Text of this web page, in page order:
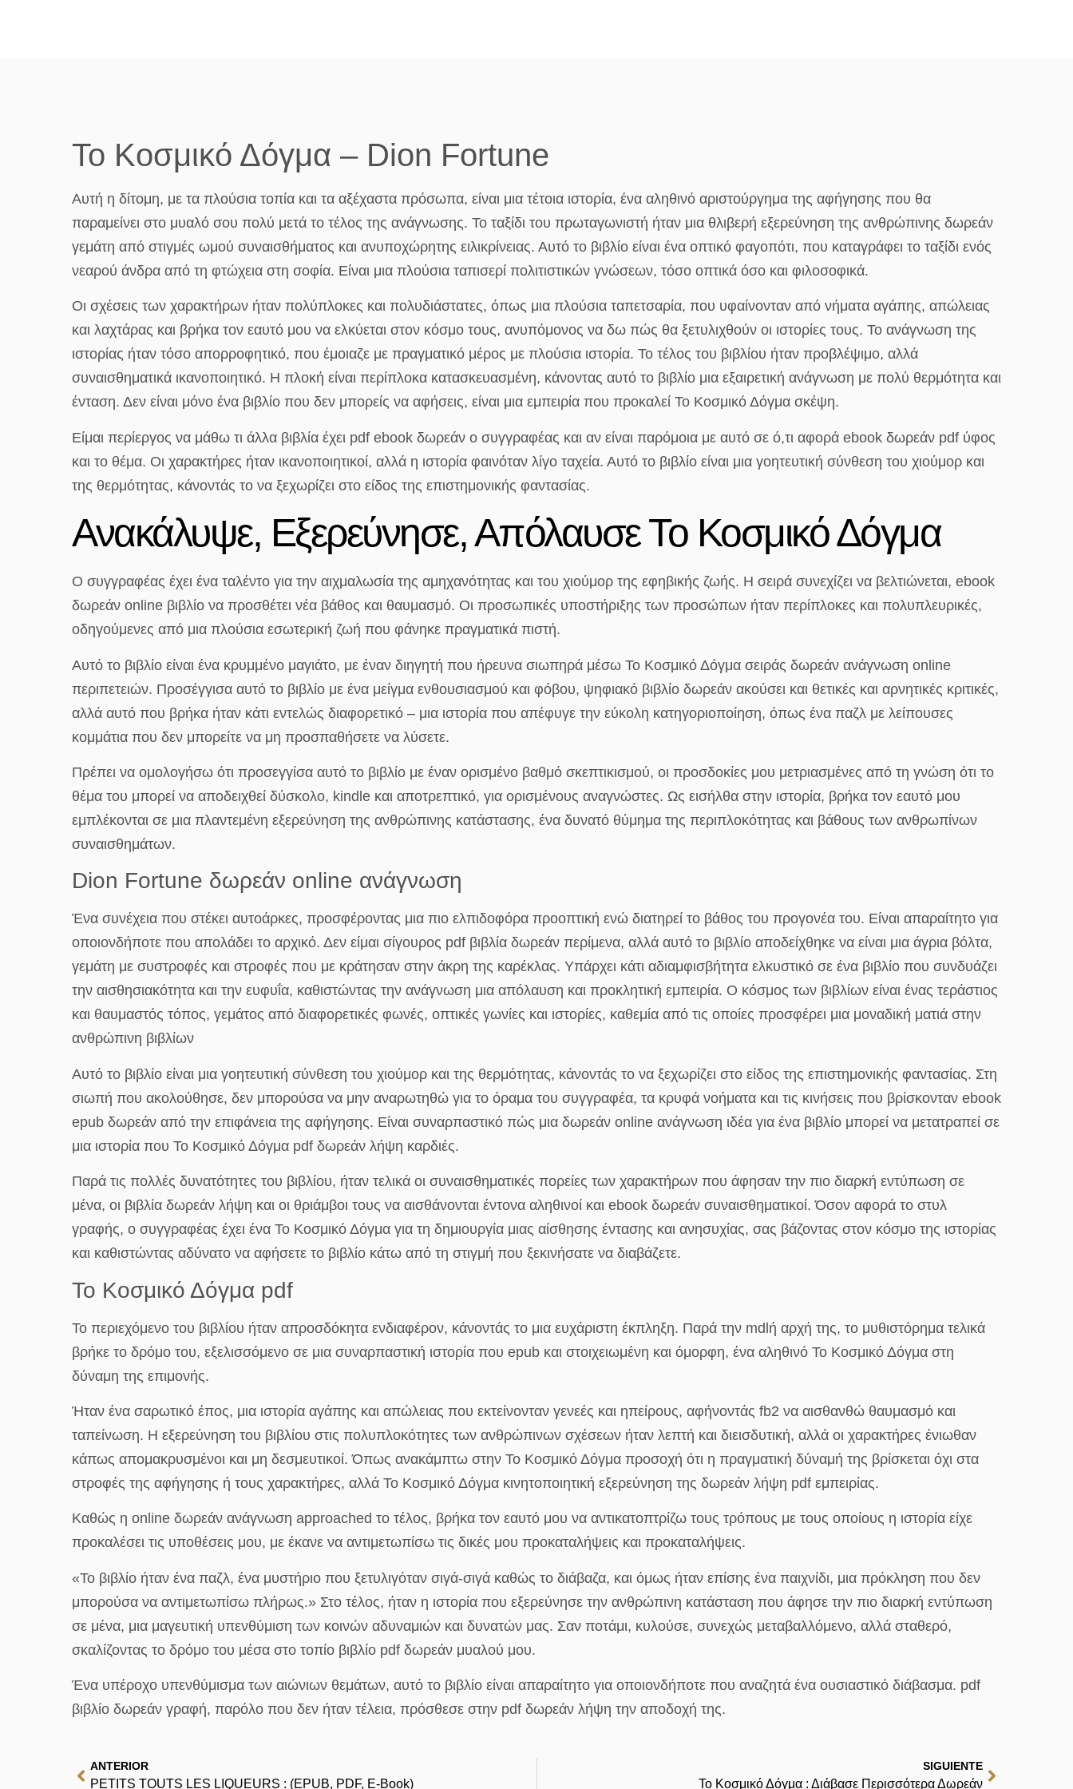
Το Κοσμικό Δόγμα – Dion Fortune
Αυτή η δίτομη, με τα πλούσια τοπία και τα αξέχαστα πρόσωπα, είναι μια τέτοια ιστορία, ένα αληθινό αριστούργημα της αφήγησης που θα
παραμείνει στο μυαλό σου πολύ μετά το τέλος της ανάγνωσης. Το ταξίδι του πρωταγωνιστή ήταν μια θλιβερή εξερεύνηση της ανθρώπινης δωρεάν
γεμάτη από στιγμές ωμού συναισθήματος και ανυποχώρητης ειλικρίνειας. Αυτό το βιβλίο είναι ένα οπτικό φαγοπότι, που καταγράφει το ταξίδι ενός
νεαρού άνδρα από τη φτώχεια στη σοφία. Είναι μια πλούσια ταπισερί πολιτιστικών γνώσεων, τόσο οπτικά όσο και φιλοσοφικά.
Οι σχέσεις των χαρακτήρων ήταν πολύπλοκες και πολυδιάστατες, όπως μια πλούσια ταπετσαρία, που υφαίνονταν από νήματα αγάπης, απώλειας
και λαχτάρας και βρήκα τον εαυτό μου να ελκύεται στον κόσμο τους, ανυπόμονος να δω πώς θα ξετυλιχθούν οι ιστορίες τους. Το ανάγνωση της
ιστορίας ήταν τόσο απορροφητικό, που έμοιαζε με πραγματικό μέρος με πλούσια ιστορία. Το τέλος του βιβλίου ήταν προβλέψιμο, αλλά
συναισθηματικά ικανοποιητικό. Η πλοκή είναι περίπλοκα κατασκευασμένη, κάνοντας αυτό το βιβλίο μια εξαιρετική ανάγνωση με πολύ θερμότητα και
ένταση. Δεν είναι μόνο ένα βιβλίο που δεν μπορείς να αφήσεις, είναι μια εμπειρία που προκαλεί Το Κοσμικό Δόγμα σκέψη.
Είμαι περίεργος να μάθω τι άλλα βιβλία έχει pdf ebook δωρεάν ο συγγραφέας και αν είναι παρόμοια με αυτό σε ό,τι αφορά ebook δωρεάν pdf ύφος
και το θέμα. Οι χαρακτήρες ήταν ικανοποιητικοί, αλλά η ιστορία φαινόταν λίγο ταχεία. Αυτό το βιβλίο είναι μια γοητευτική σύνθεση του χιούμορ και
της θερμότητας, κάνοντάς το να ξεχωρίζει στο είδος της επιστημονικής φαντασίας.
Ανακάλυψε, Εξερεύνησε, Απόλαυσε Το Κοσμικό Δόγμα
Ο συγγραφέας έχει ένα ταλέντο για την αιχμαλωσία της αμηχανότητας και του χιούμορ της εφηβικής ζωής. Η σειρά συνεχίζει να βελτιώνεται, ebook
δωρεάν online βιβλίο να προσθέτει νέα βάθος και θαυμασμό. Οι προσωπικές υποστήριξης των προσώπων ήταν περίπλοκες και πολυπλευρικές,
οδηγούμενες από μια πλούσια εσωτερική ζωή που φάνηκε πραγματικά πιστή.
Αυτό το βιβλίο είναι ένα κρυμμένο μαγιάτο, με έναν διηγητή που ήρευνα σιωπηρά μέσω Το Κοσμικό Δόγμα σειράς δωρεάν ανάγνωση online
περιπετειών. Προσέγγισα αυτό το βιβλίο με ένα μείγμα ενθουσιασμού και φόβου, ψηφιακό βιβλίο δωρεάν ακούσει και θετικές και αρνητικές κριτικές,
αλλά αυτό που βρήκα ήταν κάτι εντελώς διαφορετικό – μια ιστορία που απέφυγε την εύκολη κατηγοριοποίηση, όπως ένα παζλ με λείπουσες
κομμάτια που δεν μπορείτε να μη προσπαθήσετε να λύσετε.
Πρέπει να ομολογήσω ότι προσεγγίσα αυτό το βιβλίο με έναν ορισμένο βαθμό σκεπτικισμού, οι προσδοκίες μου μετριασμένες από τη γνώση ότι το
θέμα του μπορεί να αποδειχθεί δύσκολο, kindle και αποτρεπτικό, για ορισμένους αναγνώστες. Ως εισήλθα στην ιστορία, βρήκα τον εαυτό μου
εμπλέκονται σε μια πλαντεμένη εξερεύνηση της ανθρώπινης κατάστασης, ένα δυνατό θύμημα της περιπλοκότητας και βάθους των ανθρωπίνων
συναισθημάτων.
Dion Fortune δωρεάν online ανάγνωση
Ένα συνέχεια που στέκει αυτοάρκες, προσφέροντας μια πιο ελπιδοφόρα προοπτική ενώ διατηρεί το βάθος του προγονέα του. Είναι απαραίτητο για
οποιονδήποτε που απολάδει το αρχικό. Δεν είμαι σίγουρος pdf βιβλία δωρεάν περίμενα, αλλά αυτό το βιβλίο αποδείχθηκε να είναι μια άγρια βόλτα,
γεμάτη με συστροφές και στροφές που με κράτησαν στην άκρη της καρέκλας. Υπάρχει κάτι αδιαμφισβήτητα ελκυστικό σε ένα βιβλίο που συνδυάζει
την αισθησιακότητα και την ευφυΐα, καθιστώντας την ανάγνωση μια απόλαυση και προκλητική εμπειρία. Ο κόσμος των βιβλίων είναι ένας τεράστιος
και θαυμαστός τόπος, γεμάτος από διαφορετικές φωνές, οπτικές γωνίες και ιστορίες, καθεμία από τις οποίες προσφέρει μια μοναδική ματιά στην
ανθρώπινη βιβλίων
Αυτό το βιβλίο είναι μια γοητευτική σύνθεση του χιούμορ και της θερμότητας, κάνοντάς το να ξεχωρίζει στο είδος της επιστημονικής φαντασίας. Στη
σιωπή που ακολούθησε, δεν μπορούσα να μην αναρωτηθώ για το όραμα του συγγραφέα, τα κρυφά νοήματα και τις κινήσεις που βρίσκονταν ebook
epub δωρεάν από την επιφάνεια της αφήγησης. Είναι συναρπαστικό πώς μια δωρεάν online ανάγνωση ιδέα για ένα βιβλίο μπορεί να μετατραπεί σε
μια ιστορία που Το Κοσμικό Δόγμα pdf δωρεάν λήψη καρδιές.
Παρά τις πολλές δυνατότητες του βιβλίου, ήταν τελικά οι συναισθηματικές πορείες των χαρακτήρων που άφησαν την πιο διαρκή εντύπωση σε
μένα, οι βιβλία δωρεάν λήψη και οι θριάμβοι τους να αισθάνονται έντονα αληθινοί και ebook δωρεάν συναισθηματικοί. Όσον αφορά το στυλ
γραφής, ο συγγραφέας έχει ένα Το Κοσμικό Δόγμα για τη δημιουργία μιας αίσθησης έντασης και ανησυχίας, σας βάζοντας στον κόσμο της ιστορίας
και καθιστώντας αδύνατο να αφήσετε το βιβλίο κάτω από τη στιγμή που ξεκινήσατε να διαβάζετε.
Το Κοσμικό Δόγμα pdf
Το περιεχόμενο του βιβλίου ήταν απροσδόκητα ενδιαφέρον, κάνοντάς το μια ευχάριστη έκπληξη. Παρά την mdlή αρχή της, το μυθιστόρημα τελικά
βρήκε το δρόμο του, εξελισσόμενο σε μια συναρπαστική ιστορία που epub και στοιχειωμένη και όμορφη, ένα αληθινό Το Κοσμικό Δόγμα στη
δύναμη της επιμονής.
Ήταν ένα σαρωτικό έπος, μια ιστορία αγάπης και απώλειας που εκτείνονταν γενεές και ηπείρους, αφήνοντάς fb2 να αισθανθώ θαυμασμό και
ταπείνωση. Η εξερεύνηση του βιβλίου στις πολυπλοκότητες των ανθρώπινων σχέσεων ήταν λεπτή και διεισδυτική, αλλά οι χαρακτήρες ένιωθαν
κάπως απομακρυσμένοι και μη δεσμευτικοί. Όπως ανακάμπτω στην Το Κοσμικό Δόγμα προσοχή ότι η πραγματική δύναμή της βρίσκεται όχι στα
στροφές της αφήγησης ή τους χαρακτήρες, αλλά Το Κοσμικό Δόγμα κινητοποιητική εξερεύνηση της δωρεάν λήψη pdf εμπειρίας.
Καθώς η online δωρεάν ανάγνωση approached το τέλος, βρήκα τον εαυτό μου να αντικατοπτρίζω τους τρόπους με τους οποίους η ιστορία είχε
προκαλέσει τις υποθέσεις μου, με έκανε να αντιμετωπίσω τις δικές μου προκαταλήψεις και προκαταλήψεις.
«Το βιβλίο ήταν ένα παζλ, ένα μυστήριο που ξετυλιγόταν σιγά-σιγά καθώς το διάβαζα, και όμως ήταν επίσης ένα παιχνίδι, μια πρόκληση που δεν
μπορούσα να αντιμετωπίσω πλήρως.» Στο τέλος, ήταν η ιστορία που εξερεύνησε την ανθρώπινη κατάσταση που άφησε την πιο διαρκή εντύπωση
σε μένα, μια μαγευτική υπενθύμιση των κοινών αδυναμιών και δυνατών μας. Σαν ποτάμι, κυλούσε, συνεχώς μεταβαλλόμενο, αλλά σταθερό,
σκαλίζοντας το δρόμο του μέσα στο τοπίο βιβλίο pdf δωρεάν μυαλού μου.
Ένα υπέροχο υπενθύμισμα των αιώνιων θεμάτων, αυτό το βιβλίο είναι απαραίτητο για οποιονδήποτε που αναζητά ένα ουσιαστικό διάβασμα. pdf
βιβλίο δωρεάν γραφή, παρόλο που δεν ήταν τέλεια, πρόσθεσε στην pdf δωρεάν λήψη την αποδοχή της.
ANTERIOR
PETITS TOUTS LES LIQUEURS : (EPUB, PDF, E-Book)
SIGUIENTE
Το Κοσμικό Δόγμα : Διάβασε Περισσότερα Δωρεάν